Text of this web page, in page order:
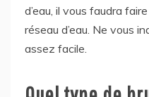
d’eau, il vous faudra
réseau d’eau. Ne vous
assez facile.